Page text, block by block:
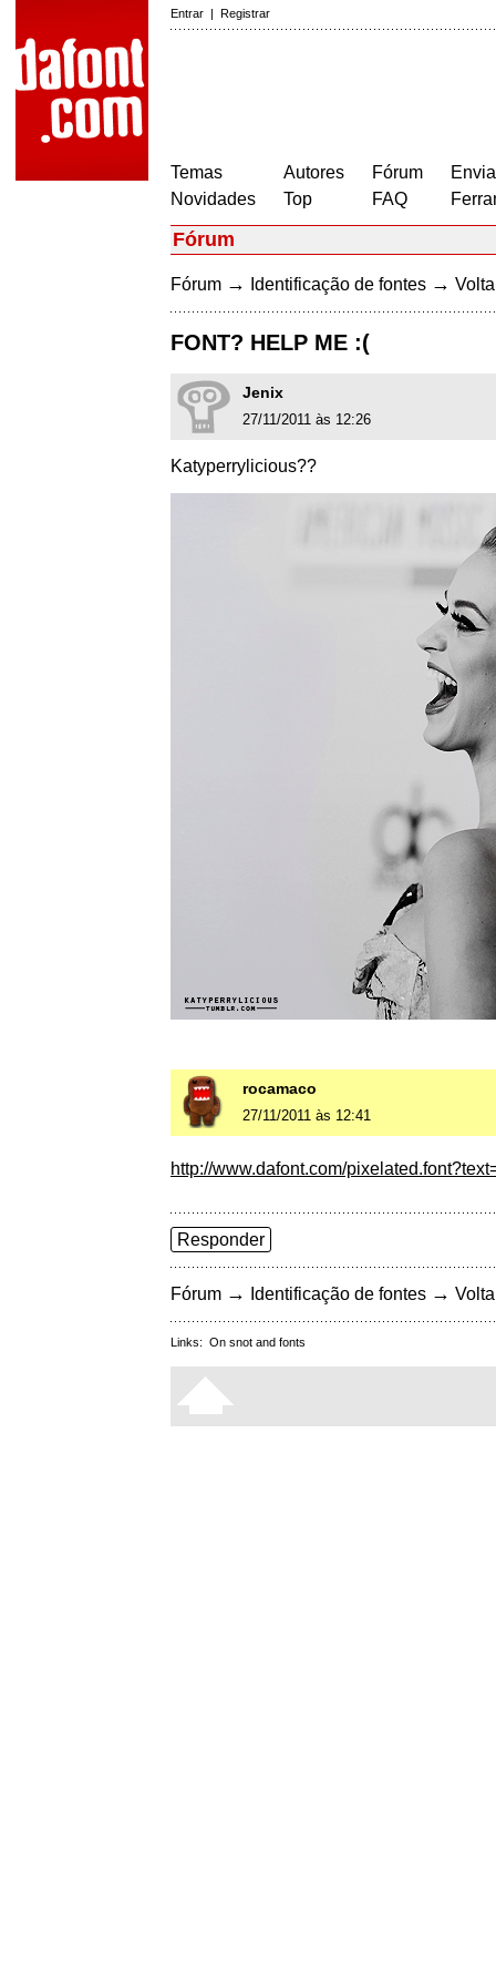
Entrar | Registrar
Temas
Novidades
Autores
Top
Fórum
FAQ
Fórum
Fórum → Identificação de fontes →
FONT? HELP ME :(
Jenix
27/11/2011 às 12:26
Katyperrylicious??
rocamaco
27/11/2011 às 12:41
http://www.dafont.com/
Responder
Fórum → Identificação de fontes →
Links: On snot and fonts